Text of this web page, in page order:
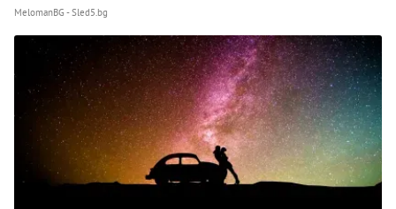
MelomanBG - Sled5.bg